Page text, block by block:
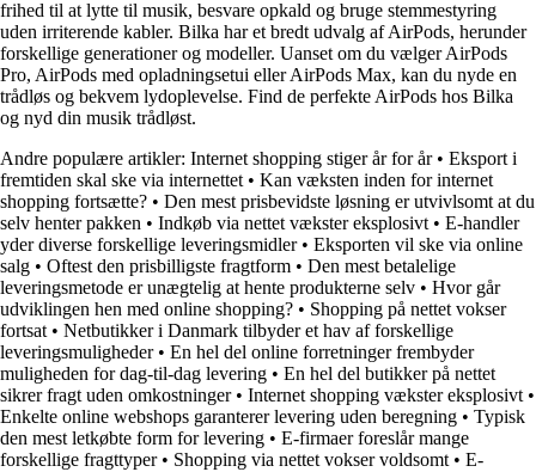
frihed til at lytte til musik, besvare opkald og bruge stemmestyring
uden irriterende kabler. Bilka har et bredt udvalg af AirPods, herunder
forskellige generationer og modeller. Uanset om du vælger AirPods
Pro, AirPods med opladningsetui eller AirPods Max, kan du nyde en
trådløs og bekvem lydoplevelse. Find de perfekte AirPods hos Bilka
og nyd din musik trådløst.
Andre populære artikler: Internet shopping stiger år for år• Eksport i
fremtiden skal ske via internettet • Kan væksten inden for internet
shopping fortsætte? • Den mest prisbevidste løsning er utvivlsomt at du
selv henter pakken • Indkøb via nettet vækster eksplosivt • E-handler
yder diverse forskellige leveringsmidler• Eksporten vil ske via online
salg • Oftest den prisbilligste fragtform • Den mest betalelige
leveringsmetode er unægtelig at hente produkterne selv • Hvor går
udviklingen hen med online shopping? • Shopping på nettet vokser
fortsat • Netbutikker i Danmark tilbyder et hav af forskellige
leveringsmuligheder• En hel del online forretninger frembyder
muligheden for dag-til-dag levering • En hel del butikker på nettet
sikrer fragt uden omkostninger• Internet shopping vækster eksplosivt •
Enkelte online webshops garanterer levering uden beregning • Typisk
den mest letkøbte form for levering • E-firmaer foreslår mange
forskellige fragttyper• Shopping via nettet vokser voldsomt • E-